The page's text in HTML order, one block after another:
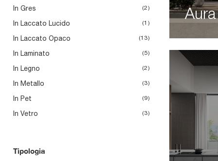
In Gres 2
In Laccato Lucido 1
In Laccato Opaco 13
In Laminato 5
In Legno 2
In Metallo 3
In Pet 9
In Vetro 3
Tipologia